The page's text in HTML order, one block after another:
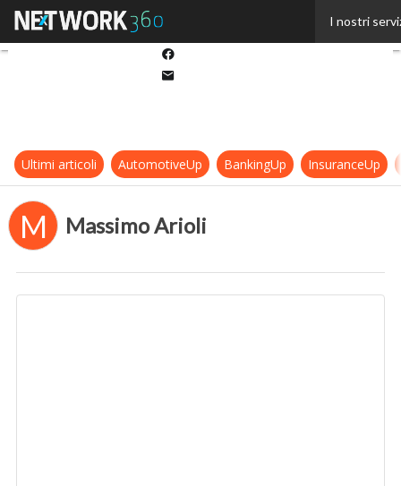
I nostri
Ultimi articoli AutomotiveUp BankingUp InsuranceUp
M Massimo Arioli